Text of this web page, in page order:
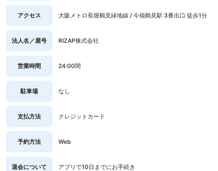
アクセス 大阪メトロ長堀鶴見緑地線 / 今福鶴見駅 3番出口 徒歩1分
法人名／屋号 RIZAP株式会社
営業時間 24:00間
駐車場 なし
支払方法 クレジットカード
予約方法 Web
退会について アプリで10日までにお手続き